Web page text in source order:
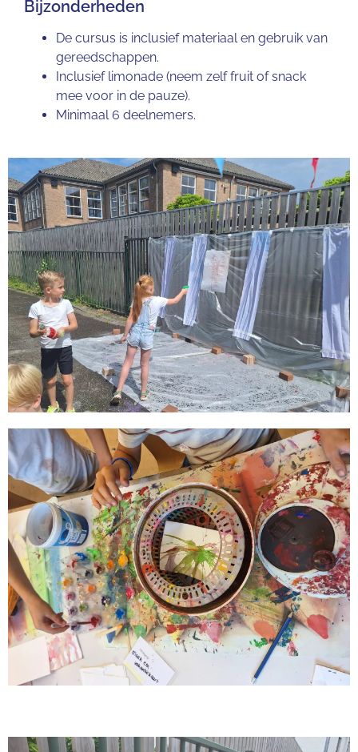
Bijzonderheden
De cursus is inclusief materiaal en gebruik van
gereedschappen.
Inclusief limonade (neem zelf fruit of snack
mee voor in de pauze).
Minimaal 6 deelnemers.